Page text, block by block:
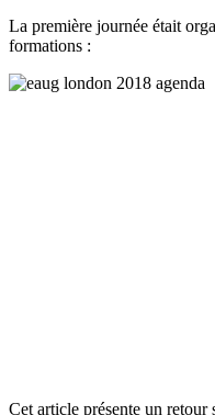
La première journée était
formations :
Cet article présente un retour